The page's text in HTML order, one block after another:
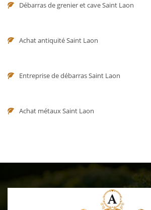
Débarras de grenier et cave Saint Laon
Achat antiquité Saint Laon
Entreprise de débarras Saint Laon
Achat métaux Saint Laon